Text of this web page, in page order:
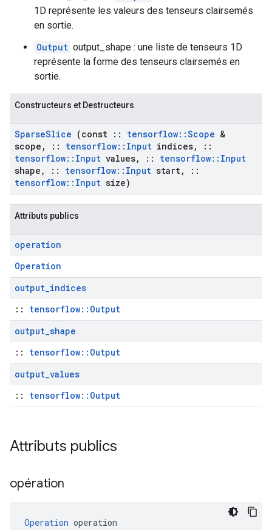
1D représente les valeurs des tenseurs clairsemés
en sortie.
Output output_shape : une liste de tenseurs 1D
représente la forme des tenseurs clairsemés en
sortie.
Constructeurs et Destructeurs
SparseSlice (const :: tensorflow::Scope &
scope , :: tensorflow:: Input indices,
::
tensorflow:: Input values, :: tensorflow:: Input
shape , :: tensorflow:: Input start,
::
tensorflow:: Input size)
Attributs publics
operation
Operation
output_indices
:: tensorflow::Output
output_shape
:: tensorflow::Output
output_values
:: tensorflow::Output
Attributs publics
opération
Operation operation